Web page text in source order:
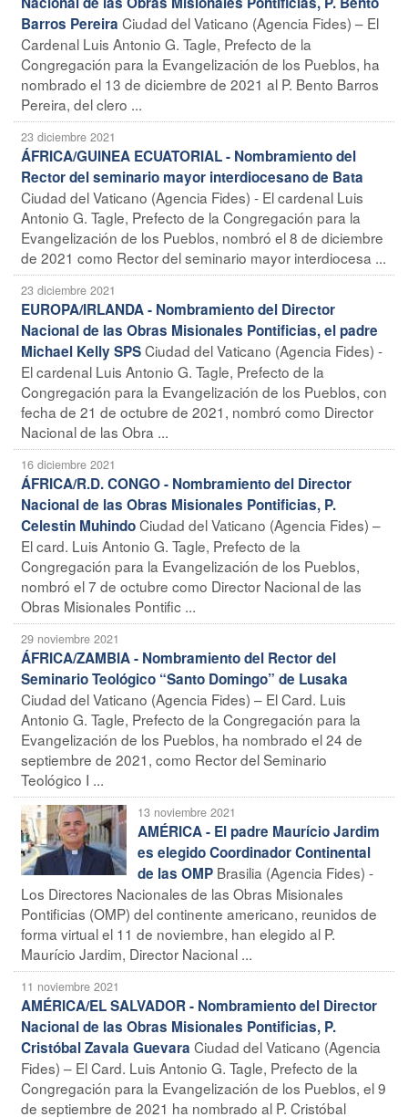
Barros Pereira Ciudad del Vaticano (Agencia Fides) – El
Cardenal Luis Antonio G. Tagle, Prefecto de la
Congregación para la Evangelización de los Pueblos, ha
nombrado el 13 de diciembre de 2021 al P. Bento Barros
Pereira, del clero ...
23 diciembre 2021
ÁFRICA/GUINEA ECUATORIAL - Nombramiento del
Rector del seminario mayor interdiocesano de Bata
Ciudad del Vaticano (Agencia Fides) - El cardenal Luis
Antonio G. Tagle, Prefecto de la Congregación para la
Evangelización de los Pueblos, nombró el 8 de diciembre
de 2021 como Rector del seminario mayor interdiocesa ...
23 diciembre 2021
EUROPA/IRLANDA - Nombramiento del Director
Nacional de las Obras Misionales Pontificias, el padre
Michael Kelly SPSCiudad del Vaticano (Agencia Fides) -
El cardenal Luis Antonio G. Tagle, Prefecto de la
Congregación para la Evangelización de los Pueblos, con
fecha de 21 de octubre de 2021, nombró como Director
Nacional de las Obra ...
16 diciembre 2021
ÁFRICA/R.D. CONGO - Nombramiento del Director
Nacional de las Obras Misionales Pontificias, P.
Celestin MuhindoCiudad del Vaticano (Agencia Fides) –
El card. Luis Antonio G. Tagle, Prefecto de la
Congregación para la Evangelización de los Pueblos,
nombró el 7 de octubre como Director Nacional de las
Obras Misionales Pontific ...
29 noviembre 2021
ÁFRICA/ZAMBIA - Nombramiento del Rector del
Seminario Teológico “Santo Domingo” de Lusaka
Ciudad del Vaticano (Agencia Fides) – El Card. Luis
Antonio G. Tagle, Prefecto de la Congregación para la
Evangelización de los Pueblos, ha nombrado el 24 de
septiembre de 2021, como Rector del Seminario
Teológico I ...
13 noviembre 2021
AMÉRICA - El padre Maurício Jardim
es elegido Coordinador Continental
de las OMP Brasilia (Agencia Fides) -
Los Directores Nacionales de las Obras Misionales
Pontificias (OMP) del continente americano, reunidos de
forma virtual el 11 de noviembre, han elegido al P.
Maurício Jardim, Director Nacional ...
11 noviembre 2021
AMÉRICA/EL SALVADOR - Nombramiento del Director
Nacional de las Obras Misionales Pontificias, P.
Cristóbal Zavala Guevara Ciudad del Vaticano (Agencia
Fides) – El Card. Luis Antonio G. Tagle, Prefecto de la
Congregación para la Evangelización de los Pueblos, el 9
de septiembre de 2021 ha nombrado al P. Cristóbal